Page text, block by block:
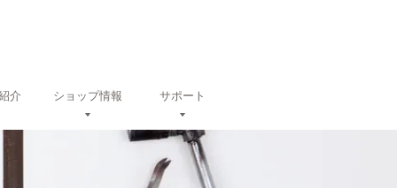
介 ショップ情報 サポート